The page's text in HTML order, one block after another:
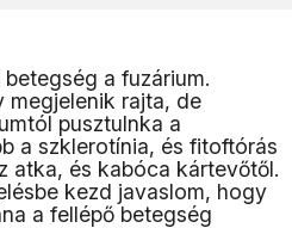
a fuzárium.
megjelenik rajta, de
pusztulnka a
a szklerotínia, és fitoftórás
atka, és kabóca kártevőtől.
kezd javaslom, hogy
a fellépő betegség